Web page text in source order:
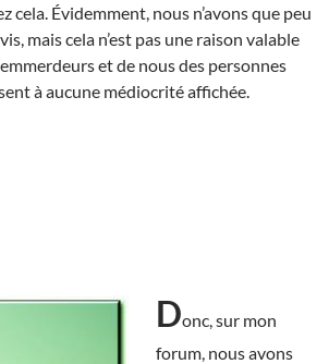
cela. Évidemment, nous n’avons que peu
mais cela n’est pas une raison valable
et de nous des personnes
à aucune médiocrité affichée.
Donc, sur mon
forum, nous avons